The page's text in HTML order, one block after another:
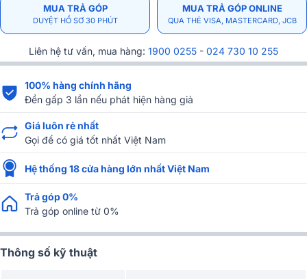
MUA TRẢ GÓP
DUYỆT HỒ SƠ 30 PHÚT
MUA TRẢ GÓP ONLINE
QUA THẺ VISA, MASTERCARD, JCB
Liên hệ tư vấn, mua hàng: 1900 0255 - 024 730 10 255
100% hàng chính hãng
Đền gấp 3 lần nếu phát hiện hàng giả
Giá luôn rẻ nhất
Gọi để có giá tốt nhất Việt Nam
Hệ thống 18 cửa hàng lớn nhất Việt Nam
Trả góp 0%
Trả góp online từ 0%
Thông số kỹ thuật